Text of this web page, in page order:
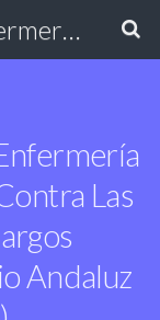
Excmo. Colegio de Enfermería de Cádiz
Las
Andaluz